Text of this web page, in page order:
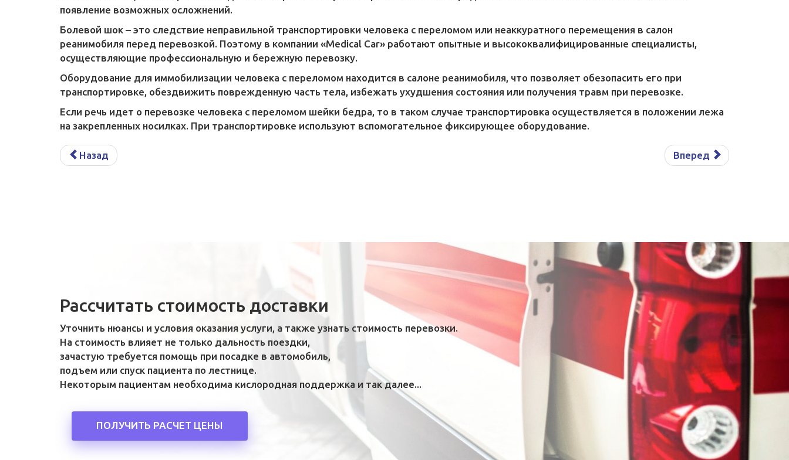
появление возможных осложнений.
Болевой шок – это следствие неправильной транспортировки человека с переломом или неаккуратного перемещения в салон
реанимобиля перед перевозкой. Поэтому в компании «Medical Car» работают опытные и высококвалифицированные специалисты,
осуществляющие профессиональную и бережную перевозку.
Оборудование для иммобилизации человека с переломом находится в салоне реанимобиля, что позволяет обезопасить его при
транспортировке, обездвижить поврежденную часть тела, избежать ухудшения состояния или получения травм при перевозке.
Если речь идет о перевозке человека с переломом шейки бедра, то в таком случае транспортировка осуществляется в положении лежа
на закрепленных носилках. При транспортировке используют вспомогательное фиксирующее оборудование.
Назад Вперед
Рассчитать стоимость доставки
Уточнить нюансы и условия оказания услуги, а также узнать стоимость перевозки.
На стоимость влияет не только дальность поездки,
зачастую требуется помощь при посадке в автомобиль,
подъем или спуск пациента по лестнице.
Некоторым пациентам необходима кислородная поддержка и так далее...
ПОЛУЧИТЬ РАСЧЕТ ЦЕНЫ